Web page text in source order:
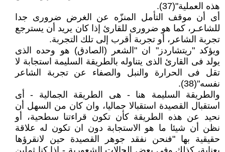
هذه العملية"(37).
أى أن موقف التأمل المنزّه عن الغرض ضرورى جدا
للشاعـر، كما هو ضرورى للقارئ إذا كان يريد أن يسترجع
تجربة الشاعر، أو تجربة أقرب إلى تلك التجربة.
ويؤكد "ريتشاردز" ان "الشعر (الصادق) هو وحده الذى
يولد فى القارئ الذى يتناوله بالطريقة السليمة استجابة لا
تقل فى الحرارة والنبل والصفاء عن تجربة الشاعر
نفسه"(38).
والطريقة السليمة هنا - هى الطريقة الجمالية - أى
استقبال القصيدة استقبالا جماليا، وان كان من السهل أن
نحيد عن هذه الطريقة كأن تكون قراءتنا سطحية، أو
نظن أن شيئا ما هو الاستجابة دون ان تكون له علاقة
حقيقية بها "فنحن نفقد جوهر القصيدة حين لانقرؤها